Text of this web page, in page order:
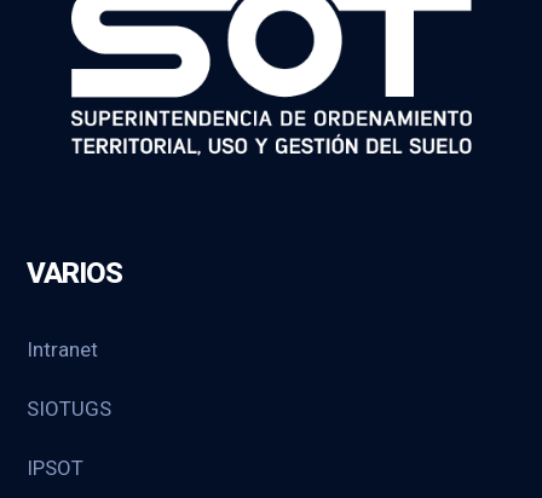
VARIOS
Intranet
SIOTUGS
IPSOT